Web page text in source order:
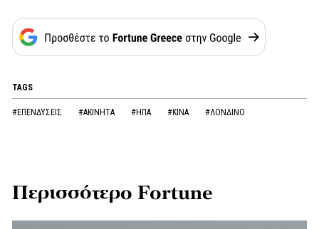
TAGS
#ΕΠΕΝΔΥΣΕΙΣ #ΑΚΙΝΗΤΑ #ΗΠΑ #ΚΙΝΑ #ΛΟΝΔΙΝΟ
Περισσότερο Fortune